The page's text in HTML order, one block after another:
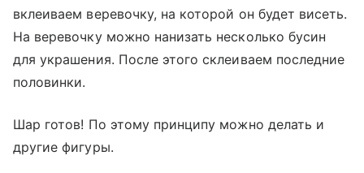
вклеиваем веревочку, на которой он будет висеть.
На веревочку можно нанизать несколько бусин
для украшения. После этого склеиваем последние
половинки.
Шар готов! По этому принципу можно делать и
другие фигуры.